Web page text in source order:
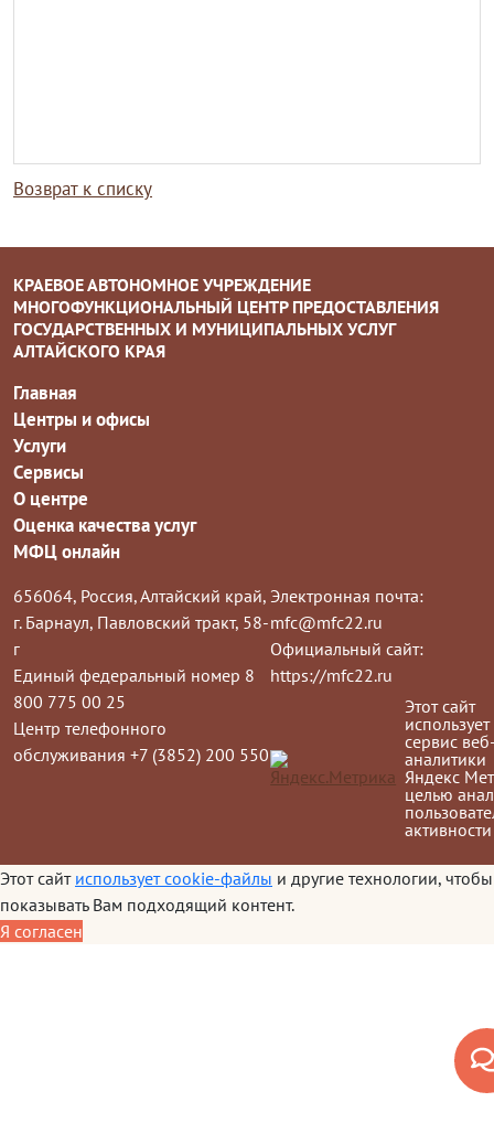
Возврат к списку
КРАЕВОЕ АВТОНОМНОЕ УЧРЕЖДЕНИЕ
МНОГОФУНКЦИОНАЛЬНЫЙ ЦЕНТР ПРЕДОСТАВЛЕНИЯ
ГОСУДАРСТВЕННЫХ И МУНИЦИПАЛЬНЫХ УСЛУГ
АЛТАЙСКОГО КРАЯ
Главная
Центры и офисы
Услуги
Сервисы
О центре
Оценка качества услуг
МФЦ онлайн
656064, Россия, Алтайский край,
г. Барнаул, Павловский тракт, 58-
г
Единый федеральный номер 8
800 775 00 25
Центр телефонного
обслуживания +7 (3852) 200 550
Электронная почта:
mfc@mfc22.ru
Официальный сайт:
https://mfc22.ru
Этот сайт
использует
сервис
аналитики
Яндекс
целью
активности
Этот сайт использует cookie-файлы и другие технологии, чтобы
показывать Вам подходящий контент.
Я согласен